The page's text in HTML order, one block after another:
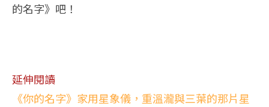
的名字》吧！
延伸閱讀
《你的名字》家用星象儀，重溫瀧與三葉的那片星